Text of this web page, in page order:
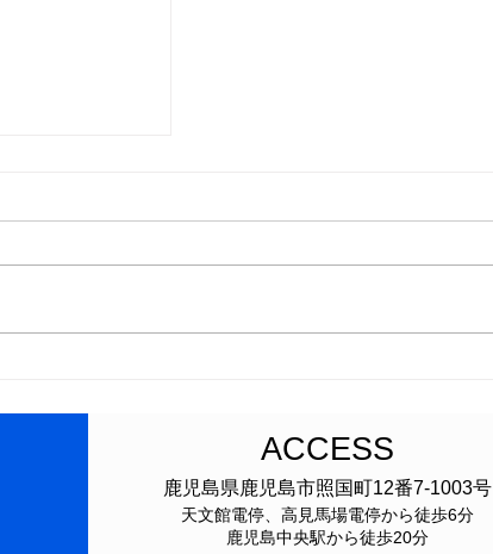
ダーを公開
(16:00 最終
は、公式LINE
ACCESS
鹿児島県鹿児島市照国町12番7-1003号
天文館電停、高見馬場電停から徒歩6分
​鹿児島中央駅から徒歩20分